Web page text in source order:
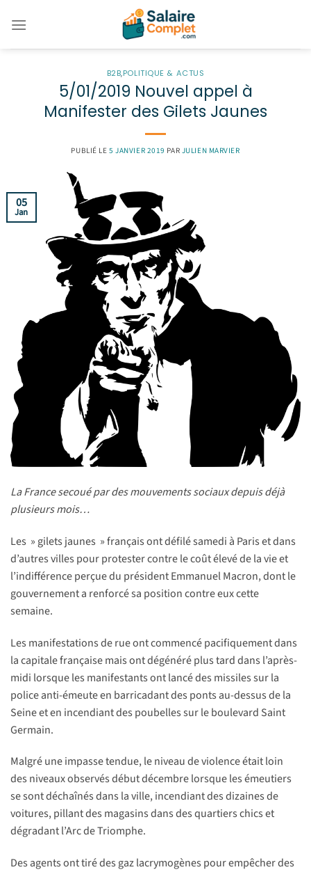
B2B,POLITIQUE & ACTUS
5/01/2019 Nouvel appel à
Manifester des Gilets Jaunes
PUBLIÉ LE5 JANVIER 2019 PAR JULIEN MARVIER
05
Jan
La France secoué par des mouvements sociaux depuis déjà
plusieurs mois…
Les » gilets jaunes » français ont défilé samedi à Paris et dans
d’autres villes pour protester contre le coût élevé de la vie et
l’indifférence perçue du président Emmanuel Macron, dont le
gouvernement a renforcé sa position contre eux cette
semaine.
Les manifestations de rue ont commencé pacifiquement dans
la capitale française mais ont dégénéré plus tard dans l’après-
midi lorsque les manifestants ont lancé des missiles sur la
police anti-émeute en barricadant des ponts au-dessus de la
Seine et en incendiant des poubelles sur le boulevard Saint
Germain.
Malgré une impasse tendue, le niveau de violence était loin
des niveaux observés début décembre lorsque les émeutiers
se sont déchaînés dans la ville, incendiant des dizaines de
voitures, pillant des magasins dans des quartiers chics et
dégradant l’Arc de Triomphe.
Des agents ont tiré des gaz lacrymogènes pour empêcher des